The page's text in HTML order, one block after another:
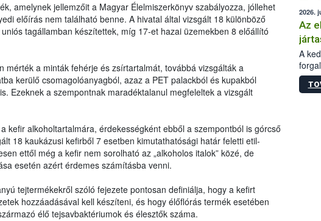
amelynek jellemzőit a Magyar Élelmiszerkönyv szabályozza, jóllehet
előírás nem található benne. A hivatal által vizsgált 18 különböző
tagállamban készítettek, míg 17-et hazai üzemekben 8 előállító
mérték a minták fehérje és zsírtartalmát, továbbá vizsgálták a
kerülő csomagolóanyagból, azaz a PET palackból és kupakból
Ezeknek a szempontnak maradéktalanul megfeleltek a vizsgált
kefir alkoholtartalmára, érdekességként ebből a szempontból is górcső
18 kaukázusi kefirből 7 esetben kimutathatósági határ feletti etil-
ettől még a kefir nem sorolható az „alkoholos italok” közé, de
esetén azért érdemes számításba venni.
tejtermékekről szóló fejezete pontosan definiálja, hogy a kefirt
hozzáadásával kell készíteni, és hogy élőflórás termék esetében
élő tejsavbaktériumok és élesztők száma.
2026.
Az
A